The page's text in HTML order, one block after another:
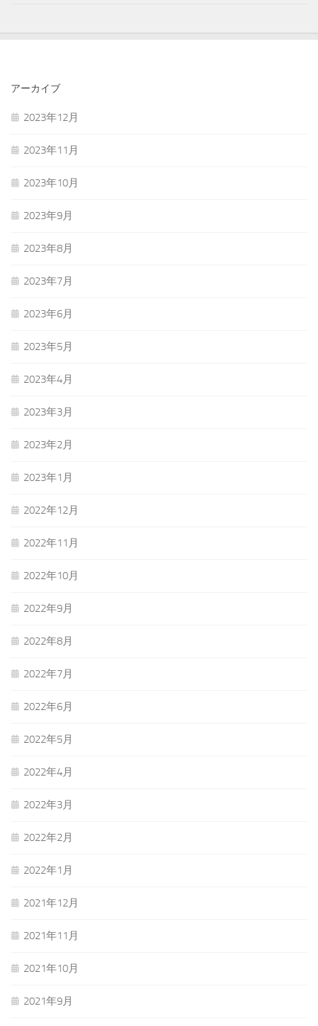
アーカイブ
2023年12月
2023年11月
2023年10月
2023年9月
2023年8月
2023年7月
2023年6月
2023年5月
2023年4月
2023年3月
2023年2月
2023年1月
2022年12月
2022年11月
2022年10月
2022年9月
2022年8月
2022年7月
2022年6月
2022年5月
2022年4月
2022年3月
2022年2月
2022年1月
2021年12月
2021年11月
2021年10月
2021年9月